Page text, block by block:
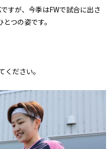
すが、今季はFWで試合に出さ
つの姿です。
ださい。